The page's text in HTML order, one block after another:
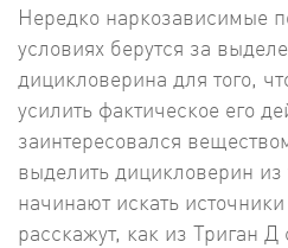
Нередко наркозависимые
условиях берутся за
дицикловерина для того,
усилить фактическое его
заинтересовался
выделить дицикловерин из
начинают искать
расскажут, как из Триган Д